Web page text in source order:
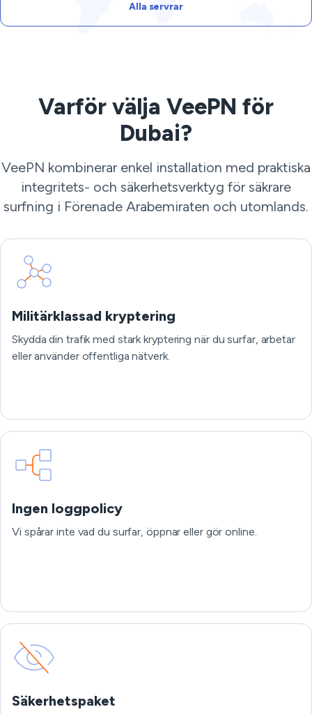
Alla servrar
Varför välja VeePN för
Dubai?
VeePN kombinerar enkel installation med praktiska
integritets- och säkerhetsverktyg för säkrare
surfning i Förenade Arabemiraten och utomlands.
Militärklassad kryptering
Skydda din trafik med stark kryptering när du surfar, arbetar
eller använder offentliga nätverk.
Ingen loggpolicy
Vi spårar inte vad du surfar, öppnar eller gör online.
Säkerhetspaket